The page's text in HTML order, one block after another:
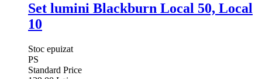
Set lumini Blackburn Local 50, Local
10
Stoc epuizat
PS
Standard Price